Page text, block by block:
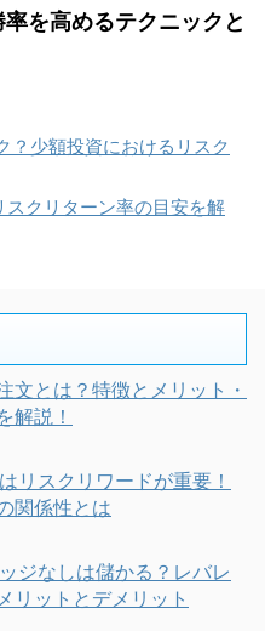
率を高めるテクニックと
？少額投資におけるリスク
スクリターン率の目安を解
文とは？特徴とメリット・
解説！
リスクリワードが重要！
関係性とは
ジなしは儲かる？レバレ
リットとデメリット